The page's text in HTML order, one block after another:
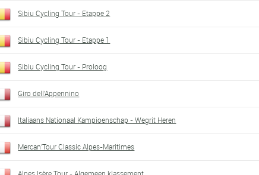
Sibiu Cycling Tour - Etappe 2
Sibiu Cycling Tour - Etappe 1
Sibiu Cycling Tour - Proloog
Giro dell'Appennino
Italiaans Nationaal Kampioenschap - Wegrit Heren
Mercan'Tour Classic Alpes-Maritimes